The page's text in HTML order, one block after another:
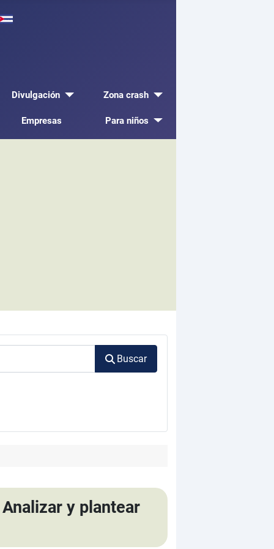
Divulgación Zona crash
Empresas Para niños
Buscar
y plantear